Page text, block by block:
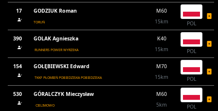
17 GODZIUK Roman
TORUŃ
M60
15km
POL
390 GOLAK Agnieszka
RUNNERS POWER WYRZEKA
K40
15km
POL
154 GOŁĘBIEWSKI Edward
TKKF PŁOMIEŃ POBIEDZISKA POBIEDZISKA
M70
15km
POL
530 GÓRALCZYK Mieczysław
CIELIMOWO
M60
5km
POL